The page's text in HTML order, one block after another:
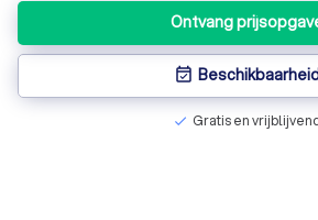
opgeleide monteurs welke door on
maar ook allemaal gecertificeerd om
installatie te werken en ook door de
Ontvang
event_available
check Gratis en